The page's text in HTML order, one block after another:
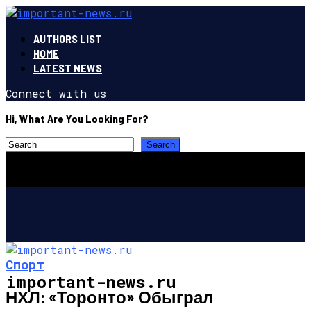
AUTHORS LIST
HOME
LATEST NEWS
Connect with us
Hi, What Are You Looking For?
important-news.ru
Спорт
НХЛ: «Торонто» Обыграл